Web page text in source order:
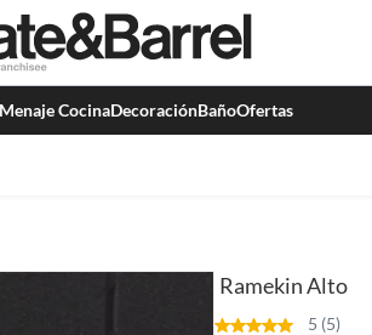
Menaje CocinaDecoraciónBañoOfertas
Ramekin Alto
5 (5)